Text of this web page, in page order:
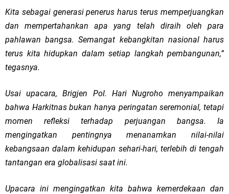
Kita sebagai generasi penerus harus terus memperjuangkan
dan mempertahankan apa yang telah diraih oleh para
pahlawan bangsa. Semangat kebangkitan nasional harus
terus kita hidupkan dalam setiap langkah pembangunan,”
tegasnya.
Usai upacara, Brigjen Pol. Hari Nugroho menyampaikan
bahwa Harkitnas bukan hanya peringatan seremonial, tetapi
momen refleksi terhadap perjuangan bangsa. Ia
mengingatkan pentingnya menanamkan nilai-nilai
kebangsaan dalam kehidupan sehari-hari, terlebih di tengah
tantangan era globalisasi saat ini.
Upacara ini mengingatkan kita bahwa kemerdekaan dan